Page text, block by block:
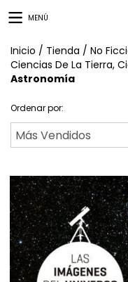
MENÚ
Inicio / Tienda / No
Ciencias De La Tierra,
Astronomía
Ordenar por: